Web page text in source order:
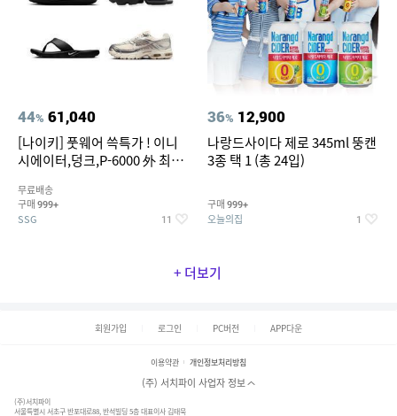
44% 61,040
[나이키] 풋웨어 쓱특가 ! 이니
시에이터,덩크,P-6000 外 최대
무료배송
구매 999+
SSG 11
36% 12,900
나랑드사이다 제로 345ml 뚱캔
3종 택 1 (총 24입)
구매 999+
오늘의집 1
+ 더보기
회원가입 로그인 PC버전 APP다운
이용약관 개인정보처리방침
(주) 서치파이 사업자 정보
(주)서치파이
서울특별시 서초구 반포대로88, 반석빌딩 5층 대표이사 김태묵